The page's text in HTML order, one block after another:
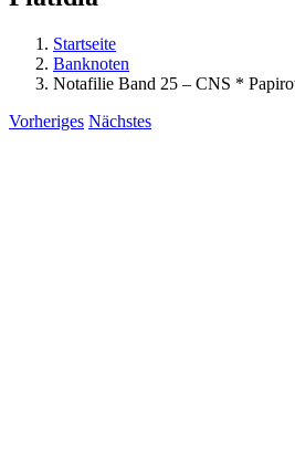
Startseite
Banknoten
Notafilie Band 25 – CNS *
Vorheriges Nächstes